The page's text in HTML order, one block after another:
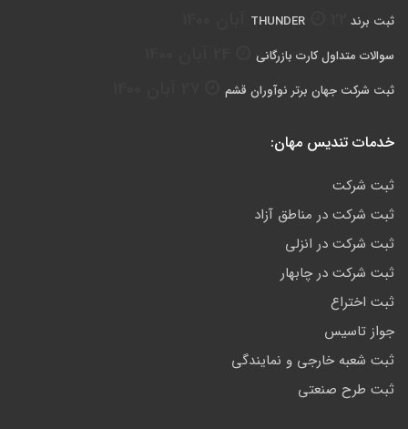
ثبت برند THUNDER
سوالات متداول کارت بازرگانی
ثبت شرکت جهان برتر نوآوران قشم
خدمات تندیس مهان:
ثبت شرکت
ثبت شرکت در مناطق آزاد
ثبت شرکت در انزلی
ثبت شرکت در چابهار
ثبت اختراع
جواز تاسیس
ثبت شعبه خارجی و نمایندگی
ثبت طرح صنعتی